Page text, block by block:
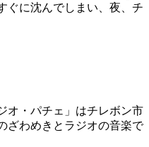
ぐに沈んでしまい、夜、チ
オ・パチェ」はチレボン市
ざわめきとラジオの音楽で